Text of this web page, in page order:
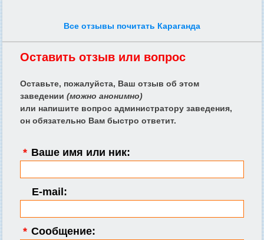
Все отзывы почитать Караганда
Оставить отзыв или вопрос
Оставьте, пожалуйста, Ваш отзыв об этом
заведении (можно анонимно)
или напишите вопрос администратору заведения,
он обязательно Вам быстро ответит.
* Ваше имя или ник:
E-mail:
* Сообщение: